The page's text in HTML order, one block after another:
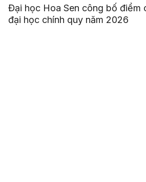
Đại học Hoa Sen công bố điểm
đại học chính quy năm 2026